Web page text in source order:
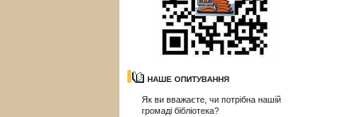
НАШЕ ОПИТУВАННЯ
Як ви вважаєте, чи потрібна нашій
громаді бібліотека?